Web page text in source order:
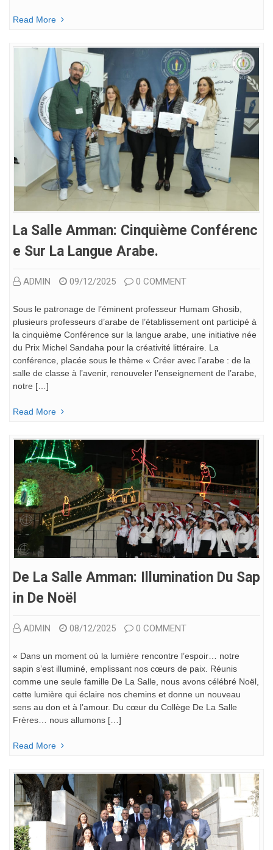
Read More
La Salle Amman: Cinquième Conférenc
E Sur La Langue Arabe.
ADMIN 09/12/2025 0 COMMENT
Sous le patronage de l’éminent professeur Humam Ghosib,
plusieurs professeurs d’arabe de l’établissement ont participé à
la cinquième Conférence sur la langue arabe, une initiative née
du Prix Michel Sandaha pour la créativité littéraire. La
conférence, placée sous le thème « Créer avec l’arabe : de la
salle de classe à l’avenir, renouveler l’enseignement de l’arabe,
notre […]
Read More
De La Salle Amman: Illumination Du Sap
In De Noël
ADMIN 08/12/2025 0 COMMENT
« Dans un moment où la lumière rencontre l’espoir… notre
sapin s’est illuminé, emplissant nos cœurs de paix. Réunis
comme une seule famille De La Salle, nous avons célébré Noël,
cette lumière qui éclaire nos chemins et donne un nouveau
sens au don et à l’amour. Du cœur du Collège De La Salle
Frères… nous allumons […]
Read More